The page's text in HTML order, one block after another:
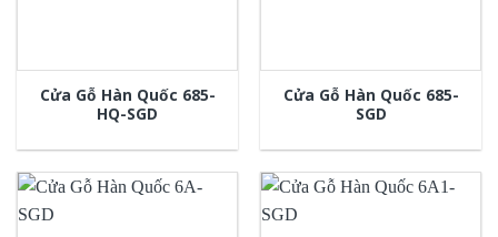
Cửa Gỗ Hàn Quốc 685-
HQ-SGD
Cửa Gỗ Hàn Quốc 685-
SGD